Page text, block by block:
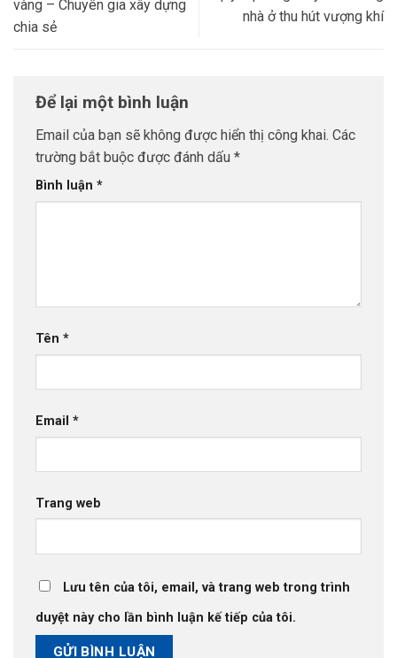
vàng – Chuyên gia xây dựng
chia sẻ
nhà ở thu hút vượng khí
Để lại một bình luận
Email của bạn sẽ không được hiển thị công khai. Các
trường bắt buộc được đánh dấu *
Bình luận *
Tên *
Email *
Trang web
Lưu tên của tôi, email, và trang web trong trình
duyệt này cho lần bình luận kế tiếp của tôi.